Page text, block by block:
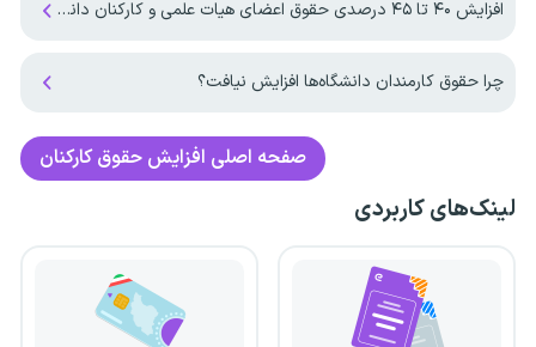
افزایش ۴۰ تا ۴۵ درصدی حقوق اعضای هیات علمی و کارکنان دانشگاه آزاد اسلامی در سال ۱۴۰۵
چرا حقوق‌‌ کارمندان دانشگاه‌ها افزایش نیافت؟
صفحه اصلی افزایش حقوق کارکنان
لینک‌های کاربردی